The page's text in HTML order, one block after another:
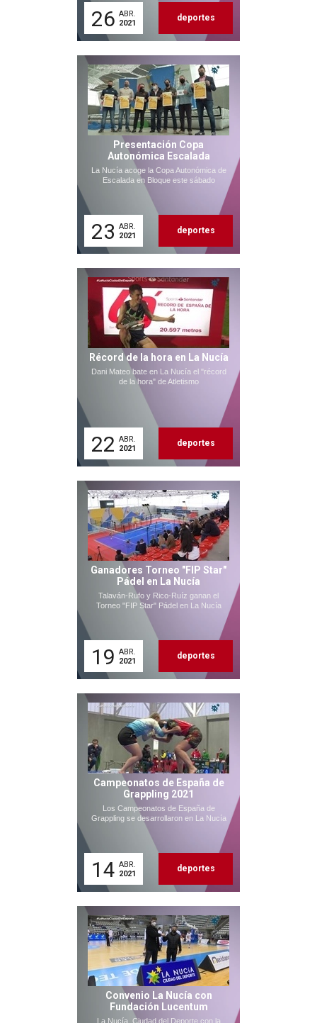
26 ABR.
2021
deportes
Presentación Copa
Autonómica Escalada
La Nucía acoge la Copa Autonómica de
Escalada en Bloque este sábado
23 ABR.
2021
deportes
Récord de la hora en La Nucía
Dani Mateo bate en La Nucía el "récord
de la hora" de Atletismo
22 ABR.
2021
deportes
Ganadores Torneo "FIP Star"
Pádel en La Nucía
Talaván-Rufo y Rico-Ruíz ganan el
Torneo "FIP Star" Pádel en La Nucía
19 ABR.
2021
deportes
Campeonatos de España de
Grappling 2021
Los Campeonatos de España de
Grappling se desarrollaron en La Nucía
14 ABR.
2021
deportes
Convenio La Nucía con
Fundación Lucentum
La Nucía, Ciudad del Deporte con la